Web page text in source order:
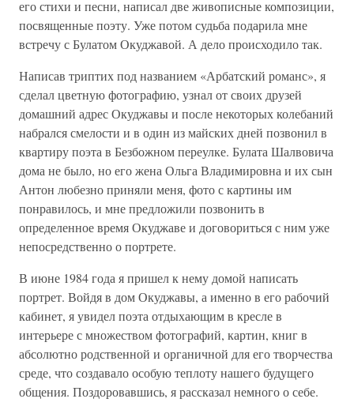
его стихи и песни, написал две живописные композиции,
посвященные поэту. Уже потом судьба подарила мне
встречу с Булатом Окуджавой. А дело происходило так.
Написав триптих под названием «Арбатский романс», я
сделал цветную фотографию, узнал от своих друзей
домашний адрес Окуджавы и после некоторых колебаний
набрался смелости и в один из майских дней позвонил в
квартиру поэта в Безбожном переулке. Булата Шалвовича
дома не было, но его жена Ольга Владимировна и их сын
Антон любезно приняли меня, фото с картины им
понравилось, и мне предложили позвонить в
определенное время Окуджаве и договориться с ним уже
непосредственно о портрете.
В июне 1984 года я пришел к нему домой написать
портрет. Войдя в дом Окуджавы, а именно в его рабочий
кабинет, я увидел поэта отдыхающим в кресле в
интерьере с множеством фотографий, картин, книг в
абсолютно родственной и органичной для его творчества
среде, что создавало особую теплоту нашего будущего
общения. Поздоровавшись, я рассказал немного о себе.